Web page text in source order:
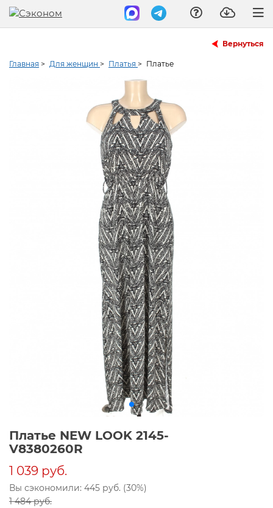
Вернуться
Главная > Для женщин > Платья > Платье
Платье NEW LOOK 2145-
V8380260R
1 039 руб.
Вы сэкономили: 445 руб. (30%)
1 484 руб.